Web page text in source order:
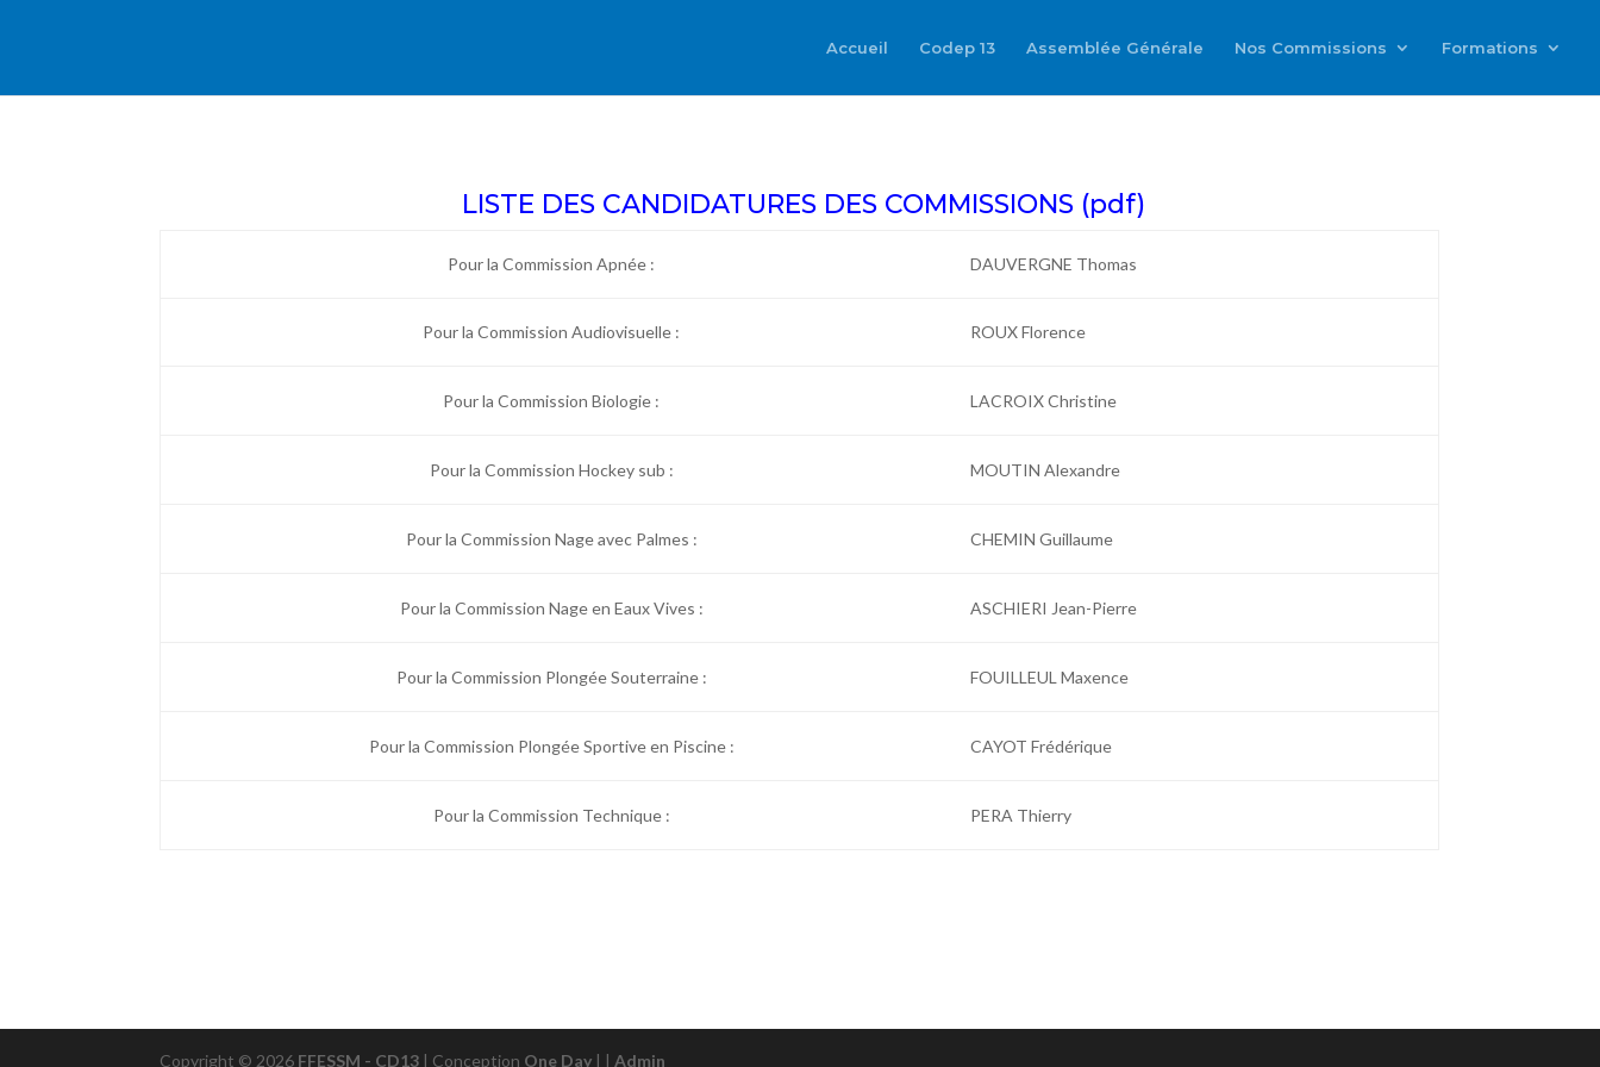
Accueil Codep 13 Assemblée Générale Nos Commissions Formations
LISTE DES CANDIDATURES DES COMMISSIONS (pdf)
Pour la Commission Apnée : DAUVERGNE Thomas
Pour la Commission Audiovisuelle : ROUX Florence
Pour la Commission Biologie : LACROIX Christine
Pour la Commission Hockey sub : MOUTIN Alexandre
Pour la Commission Nage avec Palmes : CHEMIN Guillaume
Pour la Commission Nage en Eaux Vives : ASCHIERI Jean-Pierre
Pour la Commission Plongée Souterraine : FOUILLEUL Maxence
Pour la Commission Plongée Sportive en Piscine : CAYOT Frédérique
Pour la Commission Technique : PERA Thierry
Copyright © 2026 FFESSM - CD13 | Conception One Day | |Admin